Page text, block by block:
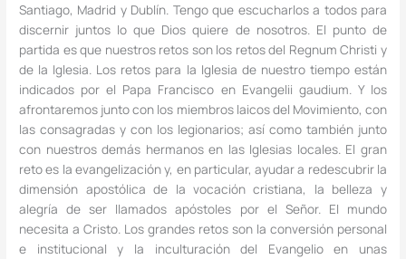
Santiago, Madrid y Dublín. Tengo que escucharlos a todos para
discernir juntos lo que Dios quiere de nosotros. El punto de
partida es que nuestros retos son los retos del Regnum Christi y
de la Iglesia. Los retos para la Iglesia de nuestro tiempo están
indicados por el Papa Francisco en Evangelii gaudium. Y los
afrontaremos junto con los miembros laicos del Movimiento, con
las consagradas y con los legionarios; así como también junto
con nuestros demás hermanos en las Iglesias locales. El gran
reto es la evangelización y, en particular, ayudar a redescubrir la
dimensión apostólica de la vocación cristiana, la belleza y
alegría de ser llamados apóstoles por el Señor. El mundo
necesita a Cristo. Los grandes retos son la conversión personal
e institucional y la inculturación del Evangelio en unas